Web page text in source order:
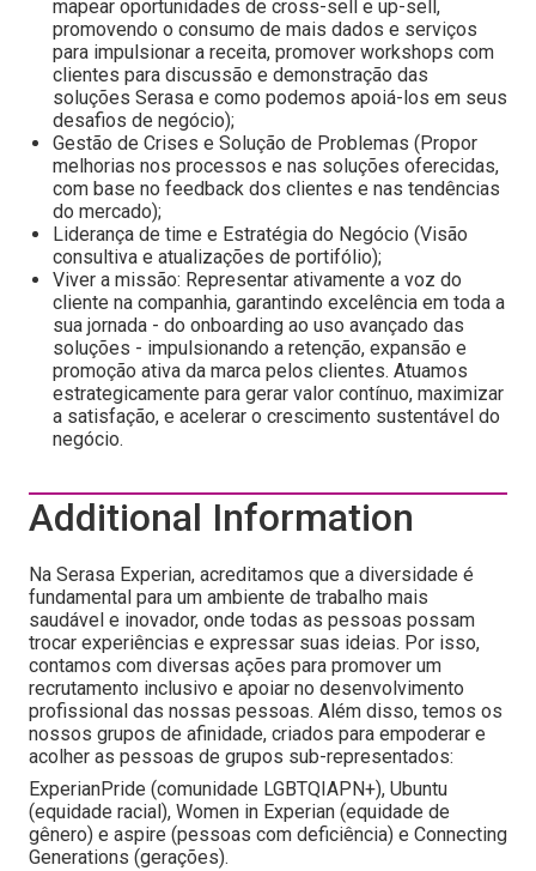
mapear oportunidades de cross-sell e up-sell,
promovendo o consumo de mais dados e serviços
para impulsionar a receita, promover workshops com
clientes para discussão e demonstração das
soluções Serasa e como podemos apoiá-los em seus
desafios de negócio);
Gestão de Crises e Solução de Problemas (Propor
melhorias nos processos e nas soluções oferecidas,
com base no feedback dos clientes e nas tendências
do mercado);
Liderança de time e Estratégia do Negócio (Visão
consultiva e atualizações de portifólio);
Viver a missão: Representar ativamente a voz do
cliente na companhia, garantindo excelência em toda a
sua jornada - do onboarding ao uso avançado das
soluções - impulsionando a retenção, expansão e
promoção ativa da marca pelos clientes. Atuamos
estrategicamente para gerar valor contínuo, maximizar
a satisfação, e acelerar o crescimento sustentável do
negócio.
Additional Information
Na Serasa Experian, acreditamos que a diversidade é
fundamental para um ambiente de trabalho mais
saudável e inovador, onde todas as pessoas possam
trocar experiências e expressar suas ideias. Por isso,
contamos com diversas ações para promover um
recrutamento inclusivo e apoiar no desenvolvimento
profissional das nossas pessoas. Além disso, temos os
nossos grupos de afinidade, criados para empoderar e
acolher as pessoas de grupos sub-representados:
ExperianPride (comunidade LGBTQIAPN+), Ubuntu
(equidade racial), Women in Experian (equidade de
gênero) e aspire (pessoas com deficiência) e Connecting
Generations (gerações).